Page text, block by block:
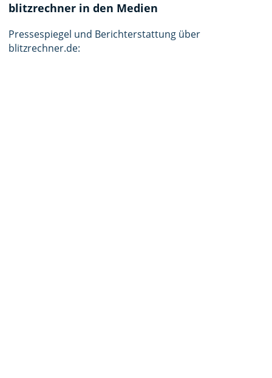
blitzrechner in den Medien
Pressespiegel und Berichterstattung über
blitzrechner.de: